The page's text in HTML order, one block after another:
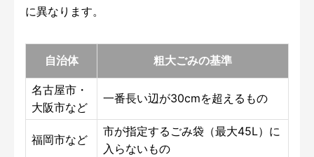
に異なります。
自治体 粗大ごみの基準
名古屋市・
大阪市など
一番長い辺が30cmを超えるもの
福岡市など
市が指定するごみ袋（最大45L）に
入らないもの